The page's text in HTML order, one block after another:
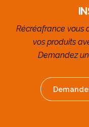
Récréafrance vous
vos produits
Demandez